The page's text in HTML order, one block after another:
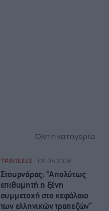
Όλη η κατηγορία
ΤΡΑΠΕΖΕΣ 08.08.2026
Στουρνάρας: “Απολύτως
επιθυμητή η ξένη
συμμετοχή στο κεφάλαιο
των ελληνικών τραπεζών”